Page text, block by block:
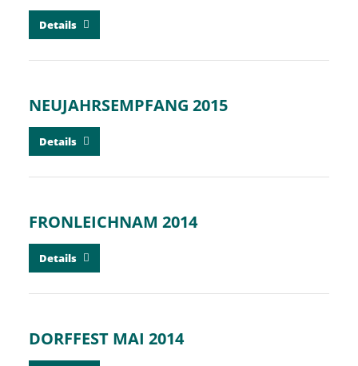
Details
NEUJAHRSEMPFANG 2015
Details
FRONLEICHNAM 2014
Details
DORFFEST MAI 2014